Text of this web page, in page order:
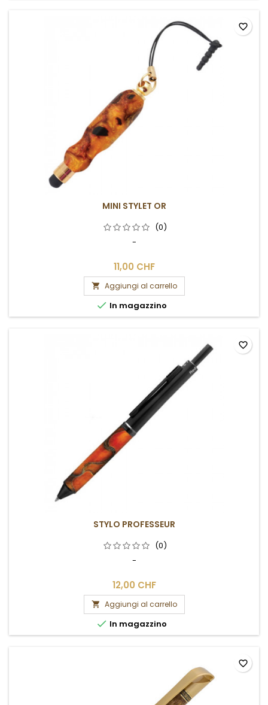
MINI STYLET OR
(0)
-
11,00 CHF
 Aggiungi al carrello
 In magazzino
favorite_border
STYLO PROFESSEUR
(0)
-
12,00 CHF
 Aggiungi al carrello
 In magazzino
favorite_border
favorite_border